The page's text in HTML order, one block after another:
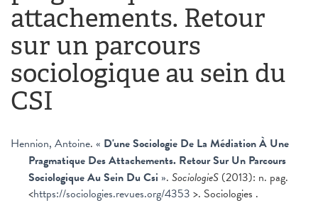
attachements. Retour
sur un parcours
sociologique au sein du
CSI
Hennion, Antoine. « D'une Sociologie De La Médiation À Une
Pragmatique Des Attachements. Retour Sur Un Parcours
Sociologique Au Sein Du Csi ». SociologieS (2013): n. pag.
<https://sociologies.revues.org/4353 >. Sociologies .